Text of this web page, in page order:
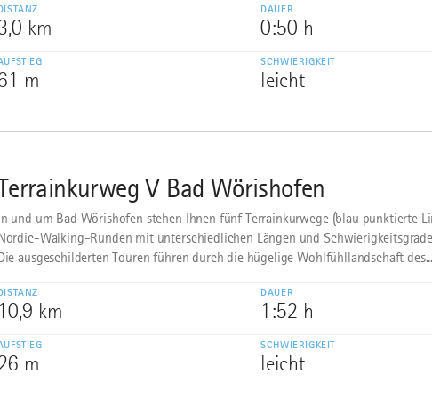
km
DAUER
0:50 h
m
SCHWIERIGKEIT
leicht
2 V Bad Wörishofen
und um Bad Wörishofen stehen Ihnen fünf Terrainkurwege (blau punktierte
Walking-Runden mit unterschiedlichen Längen und
ausgeschilderten Touren führen durch die hügelige Wohlfühllandschaft
10,9 km
DAUER
1:52 h
m
SCHWIERIGKEIT
leicht